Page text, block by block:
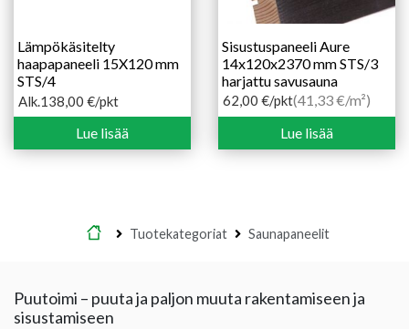
Lämpökäsitelty
haapapaneeli 15X120 mm
STS/4
Alk.138,00 €
Hintaluokka:
-
/pkt
Lue lisää
Sisustuspaneeli Aure
14x120x2370 mm STS/3
harjattu savusauna
62,00 €/pkt(41,33 €/m²)
Lue lisää
Etusivu
Tuotekategoriat Saunapaneelit
Puutoimi – puuta ja paljon muuta rakentamiseen ja
sisustamiseen